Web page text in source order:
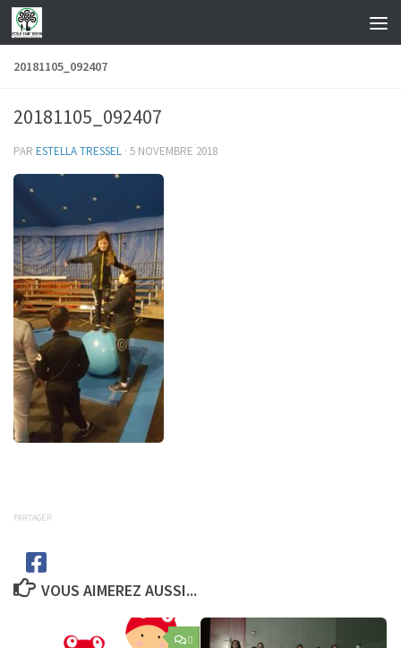
Skip to content
20181105_092407
20181105_092407
PAR ESTELLA TRESSEL · 5 NOVEMBRE 2018
PARTAGER
VOUS AIMEREZ AUSSI...
0